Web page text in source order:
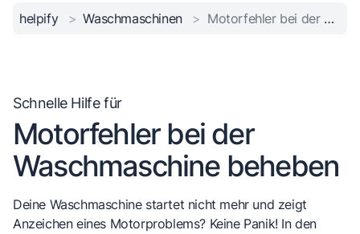
helpify > Waschmaschinen > Motorfehler bei der Waschmaschine beheben
Schnelle Hilfe für
Motorfehler bei der
Waschmaschine beheben
Deine Waschmaschine startet nicht mehr und zeigt
Anzeichen eines Motorproblems? Keine Panik! In den